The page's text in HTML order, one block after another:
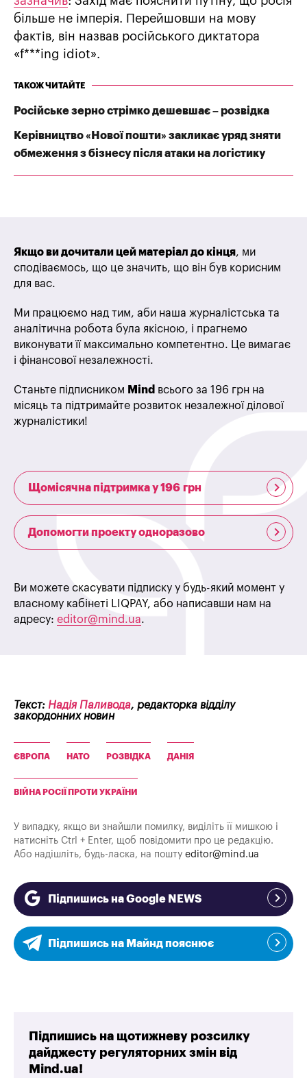
більше не імперія. Перейшовши на мову
фактів, він назвав російського диктатора
«f***ing idiot».
ТАКОЖ ЧИТАЙТЕ
Російське зерно стрімко дешевшає – розвідка
Керівництво «Нової пошти» закликає уряд зняти
обмеження з бізнесу після атаки на логістику
Якщо ви дочитали цей матеріал до кінця, ми
сподіваємось, що це значить, що він був корисним
для вас.
Ми працюємо над тим, аби наша журналістська та
аналітична робота була якісною, і прагнемо
виконувати її максимально компетентно. Це вимагає
і фінансової незалежності.
Станьте підписником Mind всього за 196 грн на
місяць та підтримайте розвиток незалежної ділової
журналістики!
Щомісячна підтримка у 196 грн
Допомогти проекту одноразово
Ви можете скасувати підписку у будь-який момент у
власному кабінеті LIQPAY, або написавши нам на
адресу: editor@mind.ua.
Текст: Надія Паливода, редакторка відділу
закордонних новин
ЄВРОПА НАТО РОЗВІДКА ДАНІЯ
ВІЙНА РОСІЇ ПРОТИ УКРАЇНИ
У випадку, якщо ви знайшли помилку, виділіть її мишкою і
натисніть Ctrl + Enter, щоб повідомити про це редакцію.
Або надішліть, будь-ласка, на пошту editor@mind.ua
Підпишись на Google NEWS
Підпишись на Майнд пояснює
Підпишись на щотижневу розсилку
дайджесту регуляторних змін від
Mind.ua!